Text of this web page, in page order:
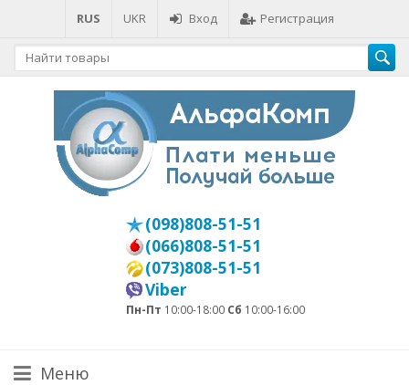
RUS UKR Вход Регистрация
(098)808-51-51
(066)808-51-51
(073)808-51-51
Viber
Пн-Пт 10:00-18:00 Сб 10:00-16:00
Меню